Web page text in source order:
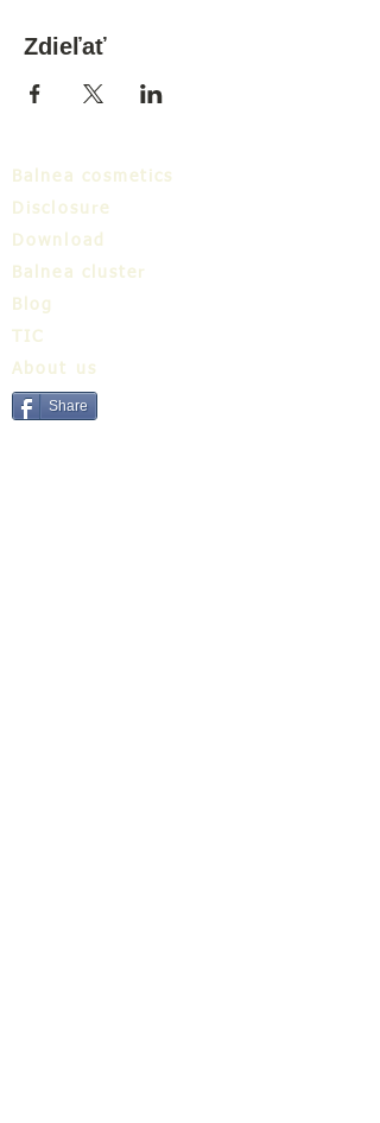
Zdieľať
Balnea cosmetics
Disclosure
Download
Balnea cluster
Blog
TIC
About us
Share